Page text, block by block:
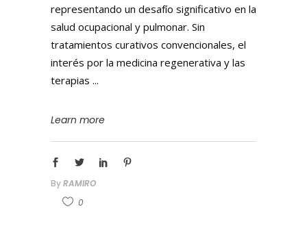
representando un desafío significativo en la
salud ocupacional y pulmonar. Sin
tratamientos curativos convencionales, el
interés por la medicina regenerativa y las
terapias
Learn more
ByRAMIRO
0